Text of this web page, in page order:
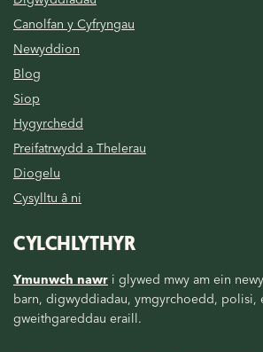
Canolfan y Cyfryngau
Newyddion
Blog
Siop
Hygyrchedd
Preifatrwydd a Thelerau
Diogelu
Cysylltu â ni
CYLCHLYTHYR
Ymunwch nawr i glywed mwy am ein
barn, digwyddiadau, ymgyrchoedd, polisi,
gweithgareddau eraill.